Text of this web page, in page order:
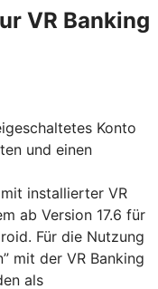
VR Banking
Konto
und einen
installierter VR
ab Version 17.6 für
Für die Nutzung
mit der VR Banking
als